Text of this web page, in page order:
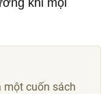
một cuốn sách